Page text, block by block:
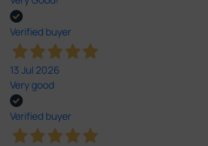
Verified buyer
13 Jul 2026
Very good
Verified buyer